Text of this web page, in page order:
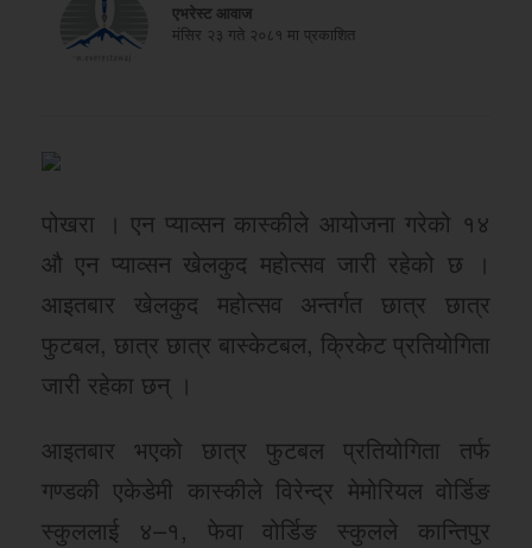
एभरेस्ट आवाज
मंसिर २३ गते २०८१ मा प्रकाशित
पोखरा । एन प्याव्सन कास्कीले आयोजना गरेको १४
औ एन प्याव्सन खेलकुद महोत्सव जारी रहेको छ ।
आइतबार खेलकुद महोत्सव अन्तर्गत छात्र छात्र
फुटबल, छात्र छात्र बास्केटबल, क्रिकेट प्रतियोगिता
जारी रहेका छन् ।
आइतबार भएको छात्र फुटबल प्रतियोगिता तर्फ
गण्डकी एकेडेमी कास्कीले विरेन्द्र मेमोरियल वोर्डिङ
स्कुललाई ४–१, फेवा वोर्डिङ स्कुलले कान्तिपुर